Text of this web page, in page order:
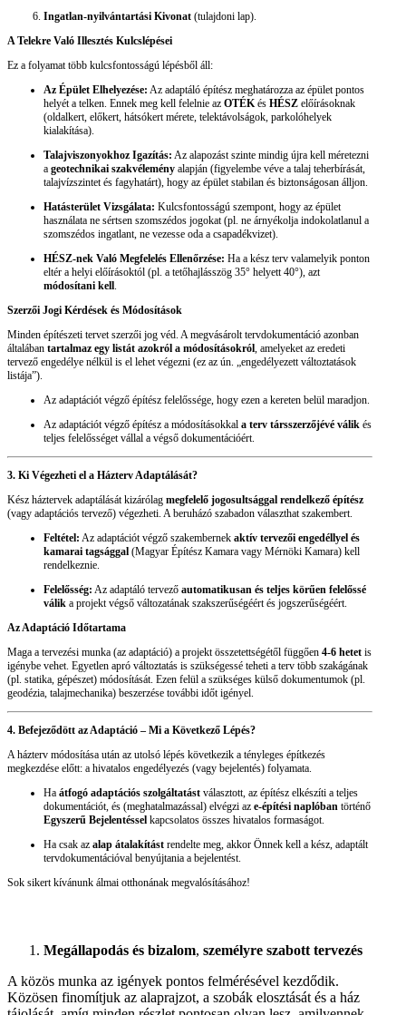
Ingatlan-nyilvántartási Kivonat (tulajdoni lap).
A Telekre Való Illesztés Kulcslépései
Ez a folyamat több kulcsfontosságú lépésből áll:
Az Épület Elhelyezése: Az adaptáló építész meghatározza az épület pontos
helyét a telken. Ennek meg kell felelnie az OTÉKés HÉSZ előírásoknak
(oldalkert, előkert, hátsókert mérete, telektávolságok, parkolóhelyek
kialakítása).
Talajviszonyokhoz Igazítás: Az alapozást szinte mindig újra kell méretezni
a geotechnikai szakvélemény alapján (figyelembe véve a talaj teherbírását,
talajvízszintet és fagyhatárt), hogy az épület stabilan és biztonságosan álljon.
Hatásterület Vizsgálata: Kulcsfontosságú szempont, hogy az épület
használata ne sértsen szomszédos jogokat (pl. ne árnyékolja indokolatlanul a
szomszédos ingatlant, ne vezesse oda a csapadékvizet).
HÉSZ-nek Való Megfelelés Ellenőrzése: Ha a kész terv valamelyik ponton
eltér a helyi előírásoktól (pl. a tetőhajlásszög 35° helyett 40°), azt
módosítani kell.
Szerzői Jogi Kérdések és Módosítások
Minden építészeti tervet szerzői jog véd. A megvásárolt tervdokumentáció azonban
általában tartalmaz egy listát azokról a módosításokról, amelyeket az eredeti
tervező engedélye nélkül is el lehet végezni (ez az ún. „engedélyezett változtatások
listája”).
Az adaptációt végző építész felelőssége, hogy ezen a kereten belül maradjon.
Az adaptációt végző építész a módosításokkal a terv társszerzőjévé válik és
teljes felelősséget vállal a végső dokumentációért.
3. Ki Végezheti el a Házterv Adaptálását?
Kész háztervek adaptálását kizárólag megfelelő jogosultsággal rendelkező építész
(vagy adaptációs tervező) végezheti. A beruházó szabadon választhat szakembert.
Feltétel: Az adaptációt végző szakembernek aktív tervezői engedéllyel és
kamarai tagsággal (Magyar Építész Kamara vagy Mérnöki Kamara) kell
rendelkeznie.
Felelősség: Az adaptáló tervező automatikusan és teljes körűen felelőssé
válik a projekt végső változatának szakszerűségéért és jogszerűségéért.
Az Adaptáció Időtartama
Maga a tervezési munka (az adaptáció) a projekt összetettségétől függően 4-6 hetet is
igénybe vehet. Egyetlen apró változtatás is szükségessé teheti a terv több szakágának
(pl. statika, gépészet) módosítását. Ezen felül a szükséges külső dokumentumok (pl.
geodézia, talajmechanika) beszerzése további időt igényel.
4. Befejeződött az Adaptáció – Mi a Következő Lépés?
A házterv módosítása után az utolsó lépés következik a tényleges építkezés
megkezdése előtt: a hivatalos engedélyezés (vagy bejelentés) folyamata.
Ha átfogó adaptációs szolgáltatást választott, az építész elkészíti a teljes
dokumentációt, és (meghatalmazással) elvégzi az e-építési naplóban történő
Egyszerű Bejelentéssel kapcsolatos összes hivatalos formaságot.
Ha csak az alap átalakítást rendelte meg, akkor Önnek kell a kész, adaptált
tervdokumentációval benyújtania a bejelentést.
Sok sikert kívánunk álmai otthonának megvalósításához!
Megállapodás és bizalom, személyre szabott tervezés
A közös munka az igények pontos felmérésével kezdődik.
Közösen finomítjuk az alaprajzot, a szobák elosztását és a ház